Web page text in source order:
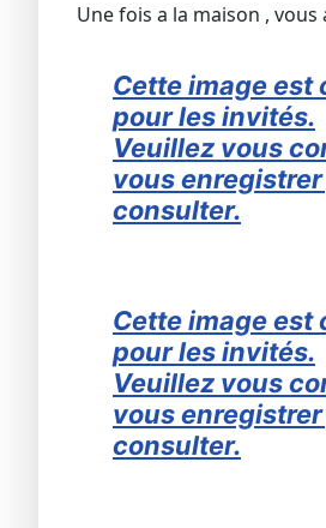
Une fois a la maison , vous
Cette image est
pour les invités.
Veuillez vous
vous
consulter.
Cette image est
pour les invités.
Veuillez vous
vous
consulter.